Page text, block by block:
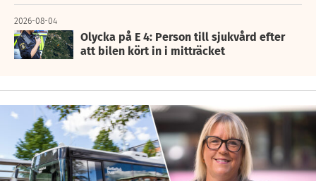
2026-08-04
Olycka på E 4: Person till sjukvård efter
att bilen kört in i mitträcket